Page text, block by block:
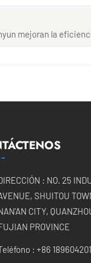
mejoran la
: NO. 25
SHUITOU
CITY,
PROVINCE
: +86